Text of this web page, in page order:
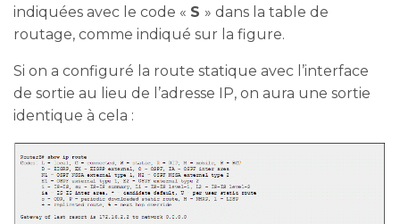
indiquées avec le code « S » dans la table de
routage, comme indiqué sur la figure.
Si on a configuré la route statique avec l’interface
de sortie au lieu de l’adresse IP, on aura une sortie
identique à cela :